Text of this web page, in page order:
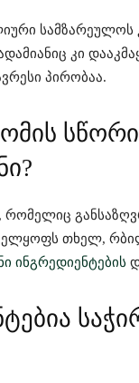
კი
პირობაა.
რომელიც
თხელ,
ინგრედიენტების